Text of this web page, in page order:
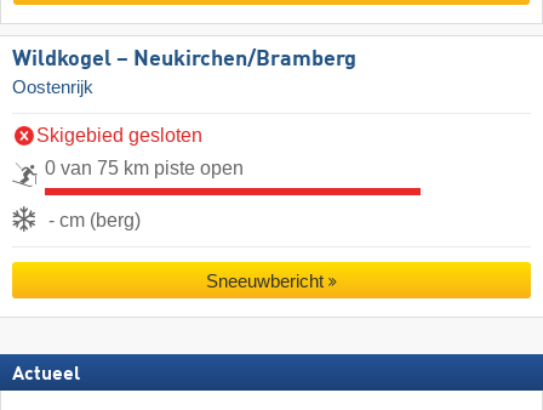
Wildkogel – Neukirchen/​Bramberg
Oostenrijk
Skigebied gesloten
0 van 75 km piste open
- cm (berg)
Sneeuwbericht
Actueel